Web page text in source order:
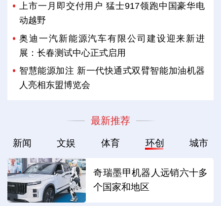
上市一月即交付用户 猛士917领跑中国豪华电
动越野
奥迪一汽新能源汽车有限公司建设迎来新进
展：长春测试中心正式启用
智慧能源加注 新一代快通式双臂智能加油机器
人亮相东盟博览会
最新推荐
新闻 文娱 体育 环创 城市
奇瑞墨甲机器人远销六十多
个国家和地区